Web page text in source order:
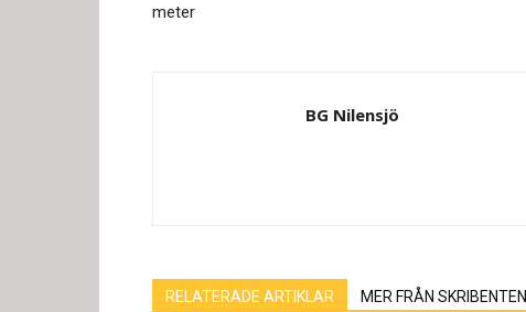
meter
BG Nilensjö
RELATERADE ARTIKLAR MER FRÅN SKRIBENTEN